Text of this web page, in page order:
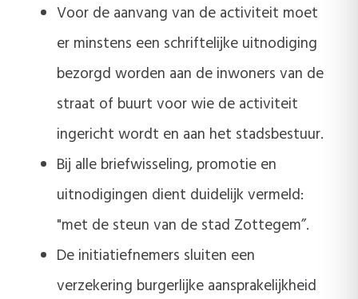
Voor de aanvang van de activiteit moet
er minstens een schriftelijke uitnodiging
bezorgd worden aan de inwoners van de
straat of buurt voor wie de activiteit
ingericht wordt en aan het stadsbestuur.
Bij alle briefwisseling, promotie en
uitnodigingen dient duidelijk vermeld:
"met de steun van de stad Zottegem”.
De initiatiefnemers sluiten een
verzekering burgerlijke aansprakelijkheid